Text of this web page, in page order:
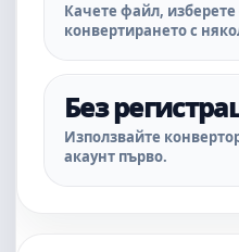
Качете файл,
конвертирането с
Без
Използвайте
акаунт първо.